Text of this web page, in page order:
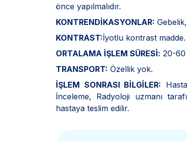
önce yapılmalıdır.
KONTRENDİKASYONLAR:
KONTRAST:İyotlu kontrast madde.
ORTALAMA İŞLEM SÜRESİ: 20-60
TRANSPORT: Özellik yok.
İŞLEM SONRASI BİLGİLER:
İnceleme, Radyoloji uzmanı
hastaya teslim edilir.